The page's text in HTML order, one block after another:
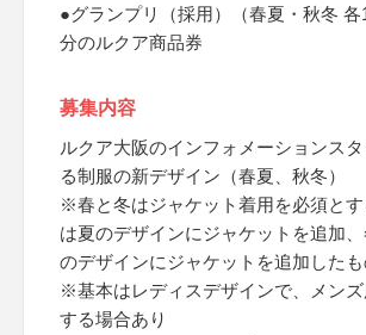
●グランプリ（採用）（春夏・秋冬
分のルクア商品券
募集内容
ルクア大阪のインフォメーションス
る制服の新デザイン（春夏、秋冬）
※春と冬はジャケット着用を必須と
は夏のデザインにジャケットを追加
のデザインにジャケットを追加したも
※基本はレディスデザインで、メン
する場合あり